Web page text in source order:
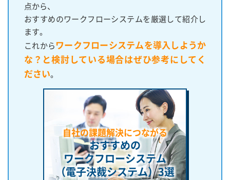
点から、
おすすめのワークフローシステムを厳選して紹介し
ます。
これからワークフローシステムを導入しようか
な？と検討している場合はぜひ参考にしてく
ださい。
自社の課題解決につながる
おすすめの
ワークフローシステム
（電子決裁システム）3選